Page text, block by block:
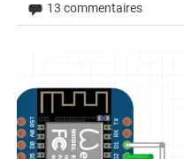
13 commentaires